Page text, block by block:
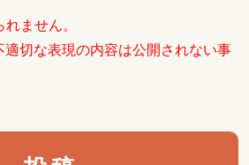
ません。
切な表現の内容は公開されない事